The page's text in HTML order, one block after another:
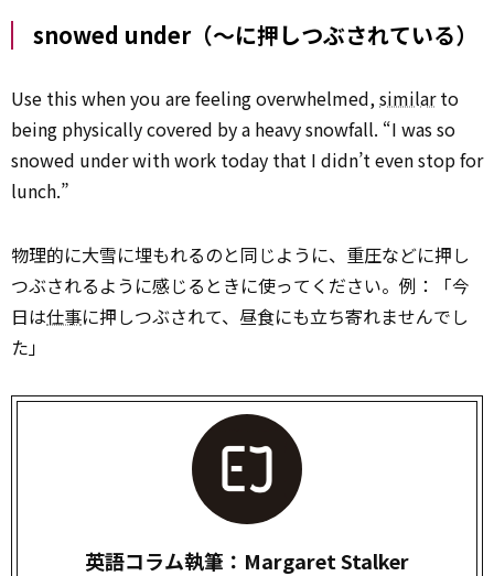
snowed under（～に押しつぶされている）
Use this when you are feeling overwhelmed,similarto
being physically covered by a heavy snowfall. “I was so
snowed under with work today that I didn’t even stop for
lunch.”
物理的に大雪に埋もれるのと同じように、重圧などに押し
つぶされるように感じるときに使ってください。例：「今
日は仕事に押しつぶされて、昼食にも立ち寄れませんでし
た」
英語コラム執筆：Margaret Stalker